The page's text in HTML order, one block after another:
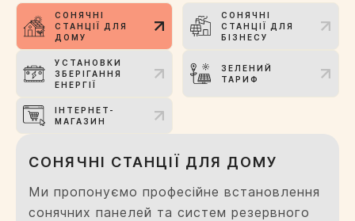
СОНЯЧНІ
СТАНЦІЇ ДЛЯ
ДОМУ
СОНЯЧНІ
СТАНЦІЇ ДЛЯ
БІЗНЕСУ
УСТАНОВКИ
ЗБЕРІГАННЯ
ЕНЕРГІЇ
ЗЕЛЕНИЙ
ТАРИФ
ІНТЕРНЕТ-
МАГАЗИН
СОНЯЧНІ СТАНЦІЇ ДЛЯ ДОМУ
Ми пропонуємо професійне встановлення
сонячних панелей та систем резервного